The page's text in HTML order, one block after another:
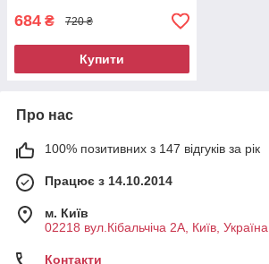
684 ₴ 720 ₴
Купити
Про нас
100% позитивних з 147 відгуків за рік
Працює з 14.10.2014
м. Київ
02218 вул.Кібальчіча 2А, Київ, Україна
Контакти